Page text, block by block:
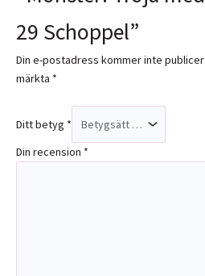
29 Schoppel”
Din e-postadress kommer inte
märkta *
Ditt betyg *
Din recension *